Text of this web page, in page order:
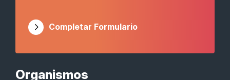
Organismos
Completar Formulario